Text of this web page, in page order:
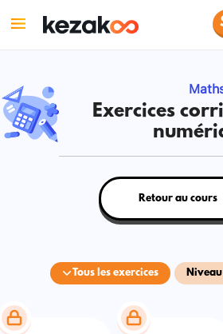
Exercices
Tous les exercices
Retour au cours